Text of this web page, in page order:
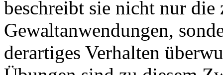
beschreibt sie nicht nur
Gewaltanwendungen,
derartiges Verhalten